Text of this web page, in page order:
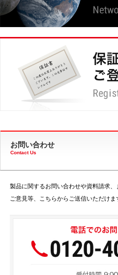
お問い合わせ
Contact Us
製品に関するお問い合わせや資料請求
ご意見等、こちらからご送信いただけま